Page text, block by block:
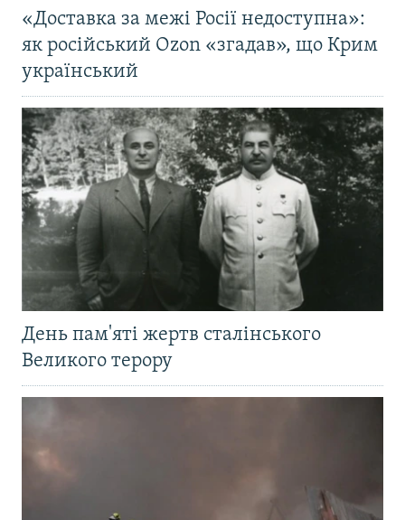
«Доставка за межі Росії недоступна»:
як російський Ozon «згадав», що Крим
український
День пам'яті жертв сталінського
Великого терору